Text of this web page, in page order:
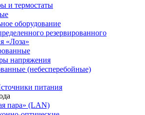
и термостаты
оборудование
резервированного
«Лоза»
напряжения
(небесперебойные)
питания
пара» (LAN)